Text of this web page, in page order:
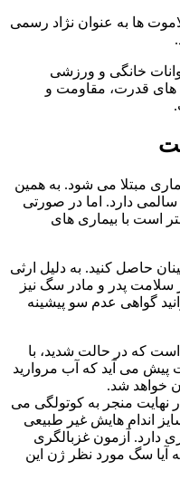
ها به‌ عنوان نژاد رسمی
خانگی و ورزشی
های قدرت، مقاومت و
مبتلا می شود. به همین
دارد. اما در صورتی
است با بیماری های
حاصل کنید. به دلیل ارثی
سلامت پدر و مادر سگ نیز
گواهی عدم سو پیشینه
که در حالت شدید، با
می آید که آب مروارید
خواهد شد.
نهایت منجر به کوتولگی می
اندام هایش غیر طبیعی
دارد. آزمون غزبالگری
آیا سگ مورد نظر ژن این